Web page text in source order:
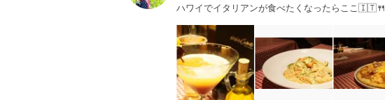
ハワイでイタリアンが食べたくなったらここ🇮🇹🍴